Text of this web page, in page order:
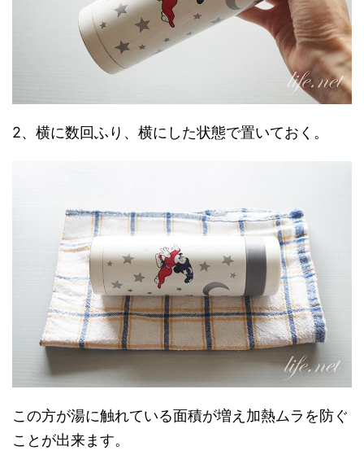
2、横に数回ふり、横にした状態で置いておく。
この方が湯に触れている面積が増え加熱ムラを防ぐ
ことが出来ます。